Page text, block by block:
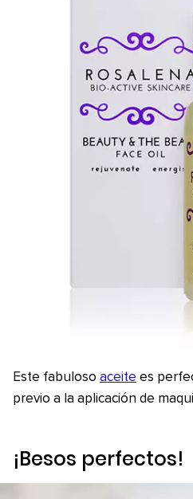
Este fabuloso aceite es
previo a la aplicación de
¡Besos perfectos!